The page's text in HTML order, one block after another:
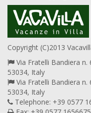
Copyright (C)2013
Via Fratelli Bandiera n.
53034, Italy
Via Fratelli Bandiera n.
53034, Italy
Telephone: +39 0577